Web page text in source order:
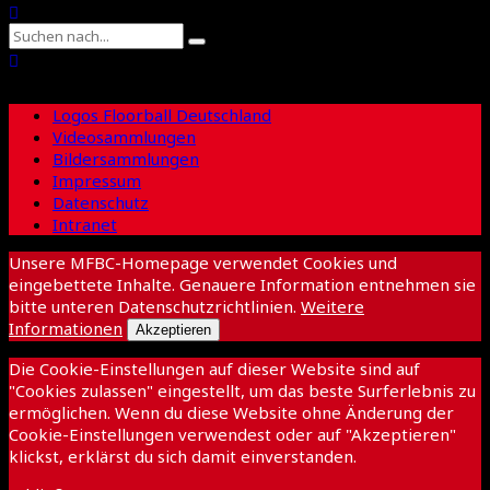
Logos Floorball Deutschland
Videosammlungen
Bildersammlungen
Impressum
Datenschutz
Intranet
Unsere MFBC-Homepage verwendet Cookies und
eingebettete Inhalte. Genauere Information entnehmen sie
bitte unteren Datenschutzrichtlinien. Weitere
Informationen
Akzeptieren
Die Cookie-Einstellungen auf dieser Website sind auf
"Cookies zulassen" eingestellt, um das beste Surferlebnis zu
ermöglichen. Wenn du diese Website ohne Änderung der
Cookie-Einstellungen verwendest oder auf "Akzeptieren"
klickst, erklärst du sich damit einverstanden.